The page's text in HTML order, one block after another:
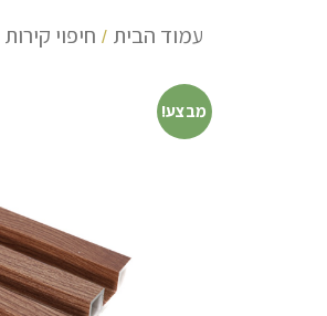
עמוד הבית / חיפוי קירות
מבצע!